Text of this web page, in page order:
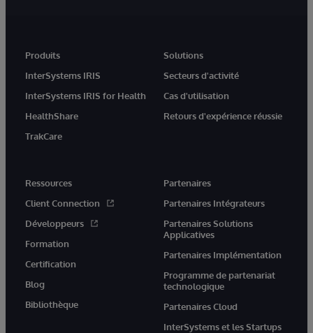
Produits
InterSystems IRIS
InterSystems IRIS for Health
HealthShare
TrakCare
Solutions
Secteurs d'activité
Cas d'utilisation
Retours d'expérience réussie
Ressources
Client Connection
Développeurs
Formation
Certification
Blog
Bibliothèque
Partenaires
Partenaires Intégrateurs
Partenaires Solutions
Applicatives
Partenaires Implémentation
Programme de partenariat
technologique
Partenaires Cloud
InterSystems et les Startups